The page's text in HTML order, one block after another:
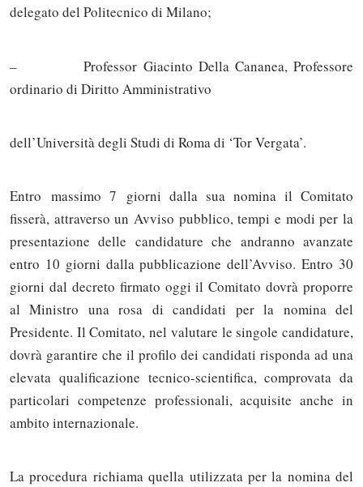
delegato del Politecnico di Milano;
– Professor Giacinto Della Cananea, Professore
ordinario di Diritto Amministrativo
dell’Università degli Studi di Roma di ‘Tor Vergata’.
Entro massimo 7 giorni dalla sua nomina il Comitato
fisserà, attraverso un Avviso pubblico, tempi e modi per la
presentazione delle candidature che andranno avanzate
entro 10 giorni dalla pubblicazione dell’Avviso. Entro 30
giorni dal decreto firmato oggi il Comitato dovrà proporre
al Ministro una rosa di candidati per la nomina del
Presidente. Il Comitato, nel valutare le singole candidature,
dovrà garantire che il profilo dei candidati risponda ad una
elevata qualificazione tecnico-scientifica, comprovata da
particolari competenze professionali, acquisite anche in
ambito internazionale.
La procedura richiama quella utilizzata per la nomina del